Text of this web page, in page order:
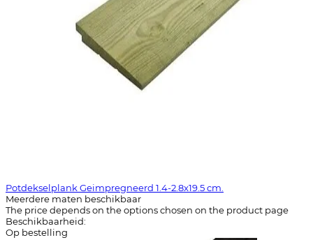
Potdekselplank Geimpregneerd 1.4-2.8x19.5 cm.
Meerdere maten beschikbaar
The price depends on the options chosen on the product page
Beschikbaarheid:
Op bestelling